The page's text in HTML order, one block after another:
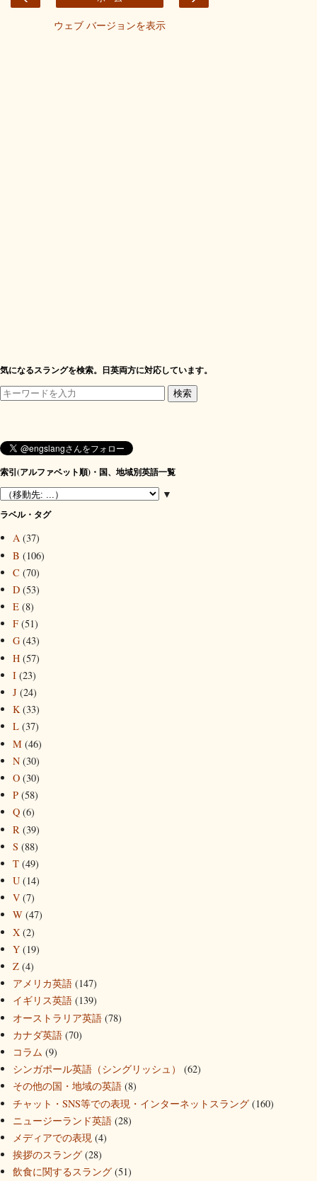
ウェブ バージョンを表示
気になるスラングを検索。日英両方に対応しています。
索引(アルファベット順)・国、地域別英語一覧
▼
ラベル・タグ
A (37)
B (106)
C (70)
D (53)
E (8)
F (51)
G (43)
H (57)
I (23)
J (24)
K (33)
L (37)
M (46)
N (30)
O (30)
P (58)
Q (6)
R (39)
S (88)
T (49)
U (14)
V (7)
W (47)
X (2)
Y (19)
Z (4)
アメリカ英語 (147)
イギリス英語 (139)
オーストラリア英語 (78)
カナダ英語 (70)
コラム (9)
シンガポール英語（シングリッシュ）
(62)
その他の国・地域の英語 (8)
チャット・SNS等での表現・インターネットスラング (160)
ニュージーランド英語 (28)
メディアでの表現 (4)
挨拶のスラング (28)
飲食に関するスラング (51)